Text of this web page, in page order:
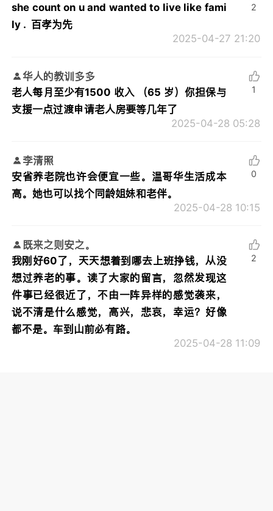
she count on u and wanted to live like fami
ly . 百孝为先
2025-04-27 21:20
2
华人的教训多多
老人每月至少有1500 收入 （65 岁）你担保与
支援一点过渡申请老人房要等几年了
2025-04-28 05:28
1
李清照
安省养老院也许会便宜一些。温哥华生活成本
高。她也可以找个同龄姐妹和老伴。
2025-04-28 10:15
0
既来之则安之。
我刚好60了，天天想着到哪去上班挣钱，从没
想过养老的事。读了大家的留言，忽然发现这
件事已经很近了，不由一阵异样的感觉袭来，
说不清是什么感觉，高兴，悲哀，幸运？好像
都不是。车到山前必有路。
2025-04-28 11:09
2